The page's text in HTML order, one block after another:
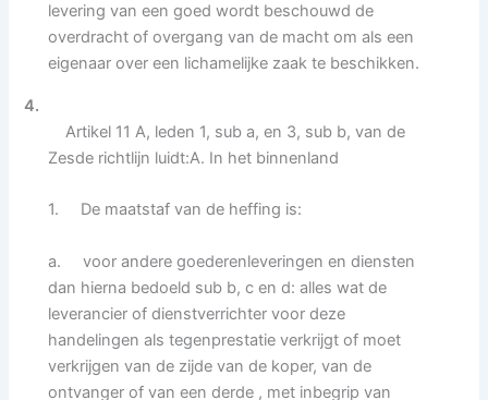
levering van een goed wordt beschouwd de
overdracht of overgang van de macht om als een
eigenaar over een lichamelijke zaak te beschikken.
4.
Artikel 11 A, leden 1, sub a, en 3, sub b, van de
Zesde richtlijn luidt:A. In het binnenland
1. De maatstaf van de heffing is:
a. voor andere goederenleveringen en diensten
dan hierna bedoeld sub b, c en d: alles wat de
leverancier of dienstverrichter voor deze
handelingen als tegenprestatie verkrijgt of moet
verkrijgen van de zijde van de koper, van de
ontvanger of van een derde , met inbegrip van